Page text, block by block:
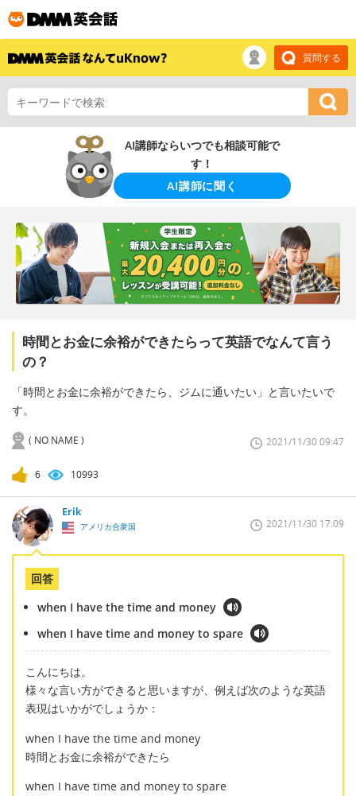
質問する
AI講師ならいつでも相談可能で
す！
AI講師に聞く
時間とお金に余裕ができたらって英語でなんて言う
の？
「時間とお金に余裕ができたら、ジムに通いたい」と言いたいで
す。
( NO NAME ) 2021/11/30 09:47
6 10993
Erik
アメリカ合衆国 2021/11/30 17:09
回答
when I have the time and money
when I have time and money to spare
こんにちは。
様々な言い方ができると思いますが、例えば次のような英語
表現はいかがでしょうか：
when I have the time and money
時間とお金に余裕ができたら
when I have time and money to spare